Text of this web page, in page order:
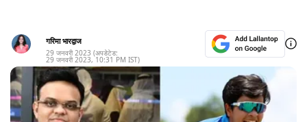
गरिमा भारद्वाज
29 जनवरी 2023 (अपडेटेड:
29 जनवरी 2023, 10:31 PM IST)